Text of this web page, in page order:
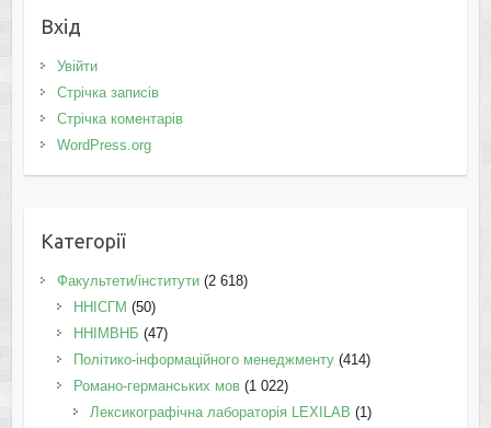
Вхід
Увійти
Стрічка записів
Стрічка коментарів
WordPress.org
Категорії
Факультети/інститути(2 618)
ННІСГМ (50)
ННІМВНБ (47)
Політико-інформаційного менеджменту(414)
Романо-германських мов(1 022)
Лексикографічна лабораторія LEXILAB (1)